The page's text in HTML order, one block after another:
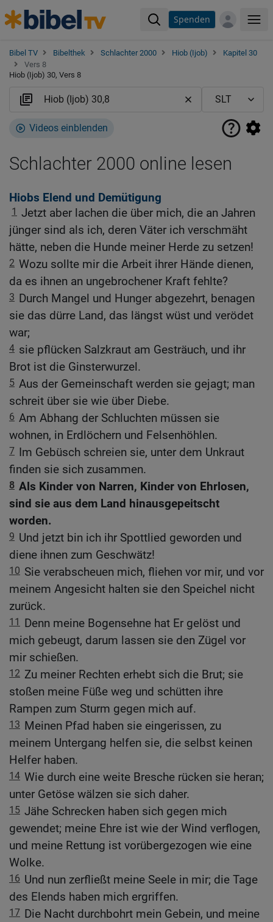
Spenden
Bibel TV Bibelthek Schlachter 2000 Hiob (Ijob)
Kapitel 30
Vers 8
Hiob (Ijob) 30, Vers 8
Videos einblenden
Schlachter 2000 online lesen
Hiobs Elend und Demütigung
1 Jetzt aber lachen die über mich, die an Jahren
jünger sind als ich, deren Väter ich verschmäht
hätte, neben die Hunde meiner Herde zu setzen!
2 Wozu sollte mir die Arbeit ihrer Hände dienen,
da es ihnen an ungebrochener Kraft fehlte?
3 Durch Mangel und Hunger abgezehrt, benagen
sie das dürre Land, das längst wüst und verödet
war;
4 sie pflücken Salzkraut am Gesträuch, und ihr
Brot ist die Ginsterwurzel.
5 Aus der Gemeinschaft werden sie gejagt; man
schreit über sie wie über Diebe.
6 Am Abhang der Schluchten müssen sie
wohnen, in Erdlöchern und Felsenhöhlen.
7 Im Gebüsch schreien sie, unter dem Unkraut
finden sie sich zusammen.
8 Als Kinder von Narren, Kinder von Ehrlosen,
sind sie aus dem Land hinausgepeitscht
worden.
9 Und jetzt bin ich ihr Spottlied geworden und
diene ihnen zum Geschwätz!
10 Sie verabscheuen mich, fliehen vor mir, und vor
meinem Angesicht halten sie den Speichel nicht
zurück.
11
Denn meine Bogensehne hat Er gelöst und
mich gebeugt, darum lassen sie den Zügel vor
mir schießen.
12 Zu meiner Rechten erhebt sich die Brut; sie
stoßen meine Füße weg und schütten ihre
Rampen zum Sturm gegen mich auf.
13 Meinen Pfad haben sie eingerissen, zu
meinem Untergang helfen sie, die selbst keinen
Helfer haben.
14 Wie durch eine weite Bresche rücken sie heran;
unter Getöse wälzen sie sich daher.
15 Jähe Schrecken haben sich gegen mich
gewendet; meine Ehre ist wie der Wind verflogen,
und meine Rettung ist vorübergezogen wie eine
Wolke.
16 Und nun zerfließt meine Seele in mir; die Tage
des Elends haben mich ergriffen.
17 Die Nacht durchbohrt mein Gebein, und meine